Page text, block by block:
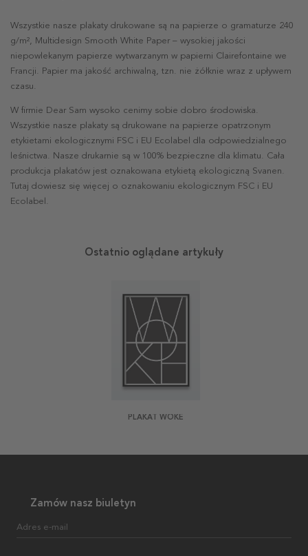
Wszystkie nasze plakaty drukowane są na papierze o gramaturze 240
g/m², Multidesign Smooth White Paper – wysokiej jakości
niepowlekanym papierze wytwarzanym w papierni Clairefontaine we
Francji. Papier ma jakość archiwalną, tzn. nie żółknie wraz z upływem
czasu.
W firmie Dear Sam wysoko cenimy sobie dobro środowiska.
Wszystkie nasze plakaty są drukowane na papierze opatrzonym
etykietami ekologicznymi FSC i EU Ecolabel dla odpowiedzialnego
leśnictwa. Nasze drukarnie są w 100% bezpieczne dla klimatu. Cała
produkcja plakatów jest oznakowana etykietą ekologiczną Svanen.
Tutaj dowiesz się więcej o oznakowaniu ekologicznym FSC i EU
Ecolabel.
Ostatnio oglądane artykuły
PLAKAT WOKE
Zamów nasz biuletyn
Adres e-mail